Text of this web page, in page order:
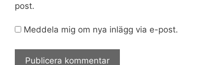
post.
Meddela mig om nya inlägg via e-post.